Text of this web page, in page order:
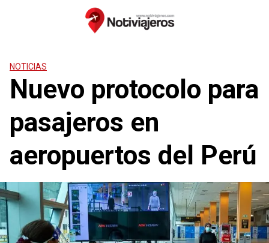
NOTICIAS
Nuevo protocolo para
pasajeros en
aeropuertos del Perú